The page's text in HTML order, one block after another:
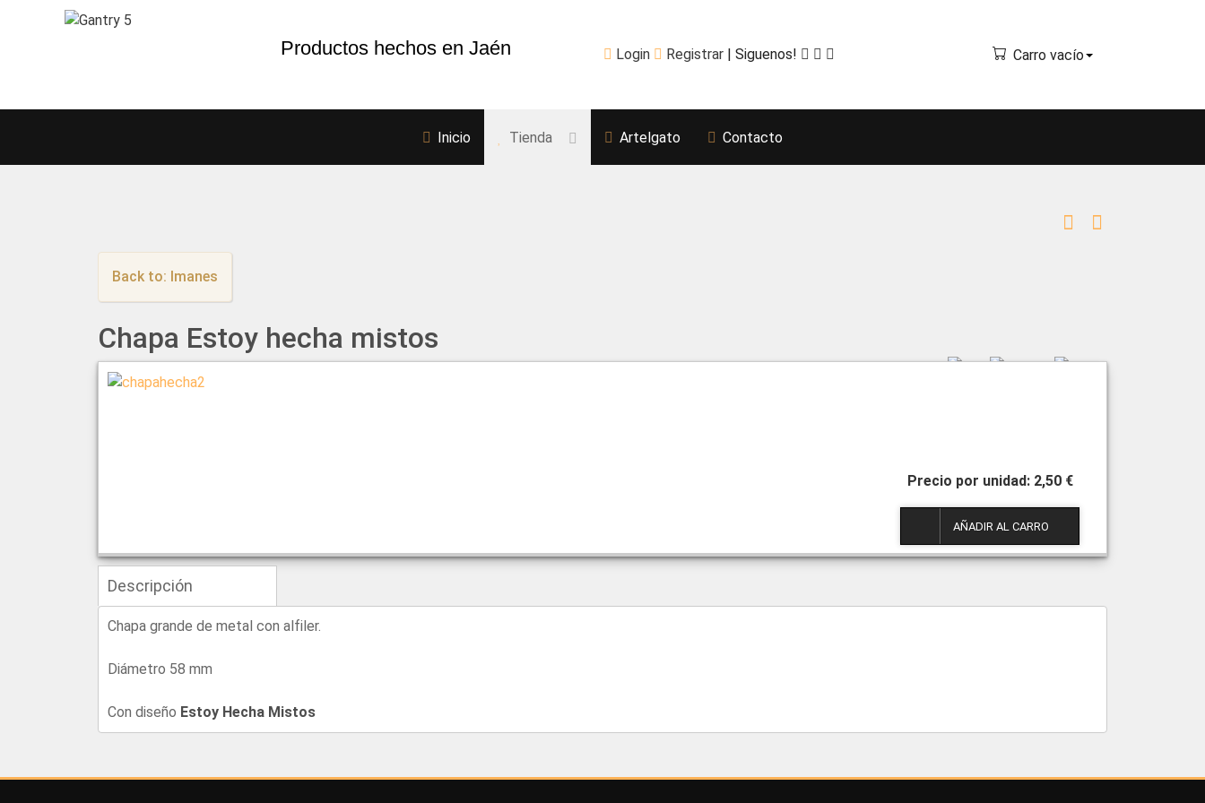
Productos hechos en Jaén Login Registrar | Siguenos! Carro vacío
Inicio Tienda Artelgato Contacto
Back to: Imanes
Chapa Estoy hecha mistos
2,50 €
Descripción
Chapa grande de metal con alfiler.
Diámetro 58 mm
Con diseño Estoy Hecha Mistos